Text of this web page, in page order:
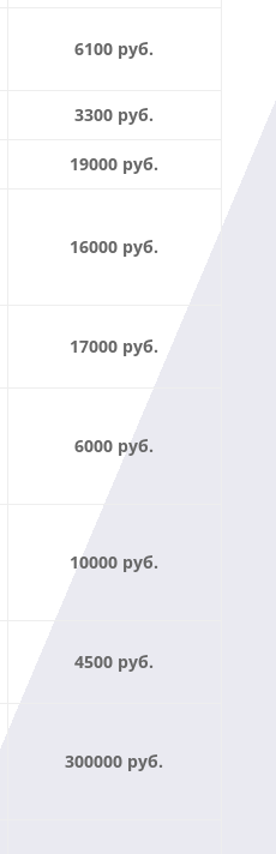
6100 руб.
3300 руб.
19000 руб.
16000 руб.
17000 руб.
6000 руб.
10000 руб.
4500 руб.
300000 руб.